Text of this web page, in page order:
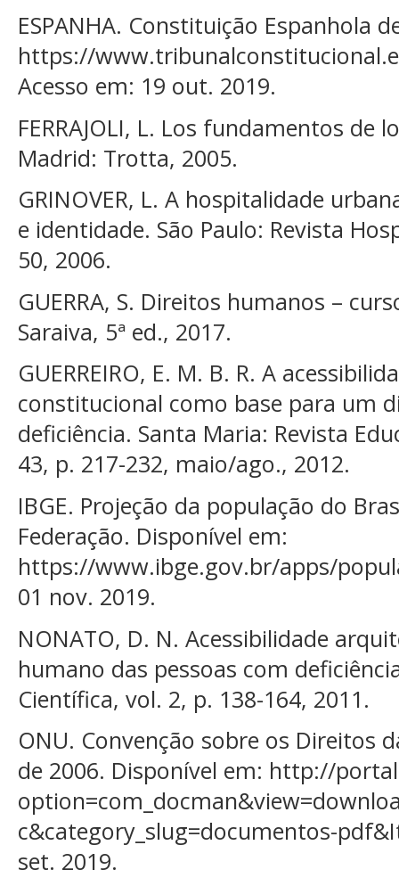
ESPANHA. Constituição Espanhola
https://
Acesso em: 19 out. 2019.
FERRAJOLI, L. Los fundamentos de
Madrid: Trotta, 2005.
GRINOVER, L. A hospitalidade
e identidade. São Paulo: Revista
50, 2006.
GUERRA, S. Direitos humanos –
Saraiva, 5ª ed., 2017.
GUERREIRO, E. M. B. R. A
constitucional como base para um
deficiência. Santa Maria: Revista
43, p. 217-232, maio/ago., 2012.
IBGE. Projeção da população do
Federação. Disponível em:
https://www.ibge.gov.br/apps/
01 nov. 2019.
NONATO, D. N. Acessibilidade
humano das pessoas com
Científica, vol. 2, p. 138-164, 2011.
ONU. Convenção sobre os Direitos
de 2006. Disponível em: http://
c&category_slug=documentos-
set. 2019.